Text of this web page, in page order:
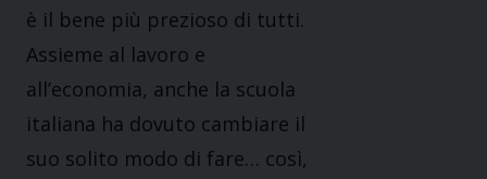
è il bene più prezioso di tutti.
Assieme al lavoro e
all’economia, anche la scuola
italiana ha dovuto cambiare il
suo solito modo di fare… così,